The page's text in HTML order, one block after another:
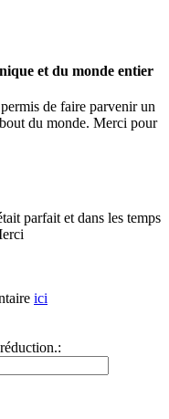
et du monde entier
de faire parvenir un
du monde. Merci pour
parfait et dans les temps
ici